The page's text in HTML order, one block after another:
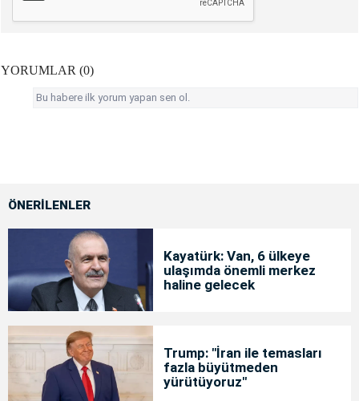
YORUMLAR (0)
Bu habere ilk yorum yapan sen ol.
ÖNERİLENLER
Kayatürk: Van, 6 ülkeye
ulaşımda önemli merkez
haline gelecek
Trump: "İran ile temasları
fazla büyütmeden
yürütüyoruz"